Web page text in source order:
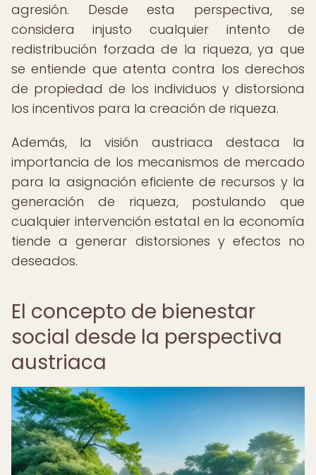
agresión. Desde esta perspectiva, se
considera injusto cualquier intento de
redistribución forzada de la riqueza, ya que
se entiende que atenta contra los derechos
de propiedad de los individuos y distorsiona
los incentivos para la creación de riqueza.
Además, la visión austriaca destaca la
importancia de los mecanismos de mercado
para la asignación eficiente de recursos y la
generación de riqueza, postulando que
cualquier intervención estatal en la economía
tiende a generar distorsiones y efectos no
deseados.
El concepto de bienestar
social desde la perspectiva
austriaca